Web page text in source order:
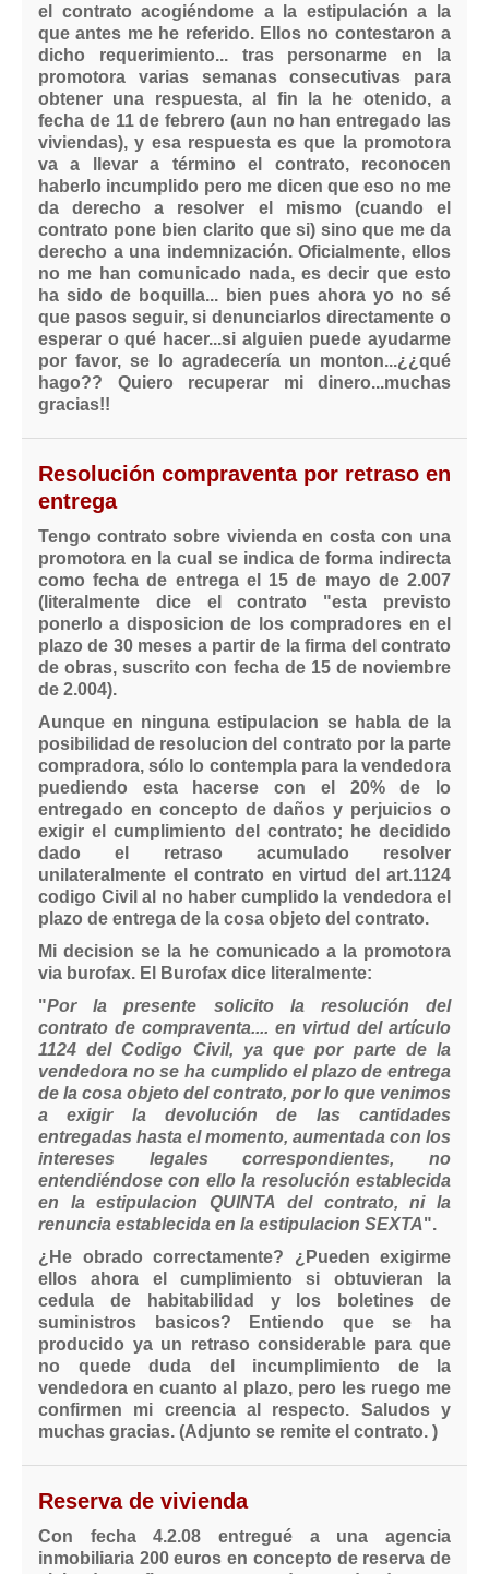
el contrato acogiéndome a la estipulación a la
que antes me he referido. Ellos no contestaron a
dicho requerimiento... tras personarme en la
promotora varias semanas consecutivas para
obtener una respuesta, al fin la he otenido, a
fecha de 11 de febrero (aun no han entregado las
viviendas), y esa respuesta es que la promotora
va a llevar a término el contrato, reconocen
haberlo incumplido pero me dicen que eso no me
da derecho a resolver el mismo (cuando el
contrato pone bien clarito que si) sino que me da
derecho a una indemnización. Oficialmente, ellos
no me han comunicado nada, es decir que esto
ha sido de boquilla... bien pues ahora yo no sé
que pasos seguir, si denunciarlos directamente o
esperar o qué hacer...si alguien puede ayudarme
por favor, se lo agradecería un monton...¿¿qué
hago?? Quiero recuperar mi dinero...muchas
gracias!!
Resolución compraventa por retraso en
entrega
Tengo contrato sobre vivienda en costa con una
promotora en la cual se indica de forma indirecta
como fecha de entrega el 15 de mayo de 2.007
(literalmente dice el contrato "esta previsto
ponerlo a disposicion de los compradores en el
plazo de 30 meses a partir de la firma del contrato
de obras, suscrito con fecha de 15 de noviembre
de 2.004).
Aunque en ninguna estipulacion se habla de la
posibilidad de resolucion del contrato por la parte
compradora, sólo lo contempla para la vendedora
puediendo esta hacerse con el 20% de lo
entregado en concepto de daños y perjuicios o
exigir el cumplimiento del contrato; he decidido
dado el retraso acumulado resolver
unilateralmente el contrato en virtud del art.1124
codigo Civil al no haber cumplido la vendedora el
plazo de entrega de la cosa objeto del contrato.
Mi decision se la he comunicado a la promotora
via burofax. El Burofax dice literalmente:
"Por la presente solicito la resolución del
contrato de compraventa.... en virtud del artículo
1124 del Codigo Civil, ya que por parte de la
vendedora no se ha cumplido el plazo de entrega
de la cosa objeto del contrato, por lo que venimos
a exigir la devolución de las cantidades
entregadas hasta el momento, aumentada con los
intereses legales correspondientes, no
entendiéndose con ello la resolución establecida
en la estipulacion QUINTA del contrato, ni la
renuncia establecida en la estipulacion SEXTA".
¿He obrado correctamente? ¿Pueden exigirme
ellos ahora el cumplimiento si obtuvieran la
cedula de habitabilidad y los boletines de
suministros basicos? Entiendo que se ha
producido ya un retraso considerable para que
no quede duda del incumplimiento de la
vendedora en cuanto al plazo, pero les ruego me
confirmen mi creencia al respecto. Saludos y
muchas gracias. (Adjunto se remite el contrato. )
Reserva de vivienda
Con fecha 4.2.08 entregué a una agencia
inmobiliaria 200 euros en concepto de reserva de